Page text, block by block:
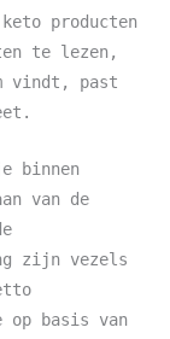
producten
te lezen,
vindt, past
binnen
van de
zijn vezels
op basis van